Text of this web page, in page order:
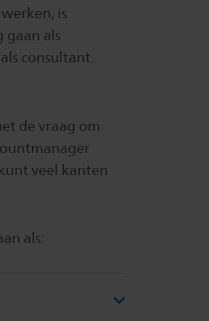
is
gaan als
consultant.
de vraag om
veel kanten
als: